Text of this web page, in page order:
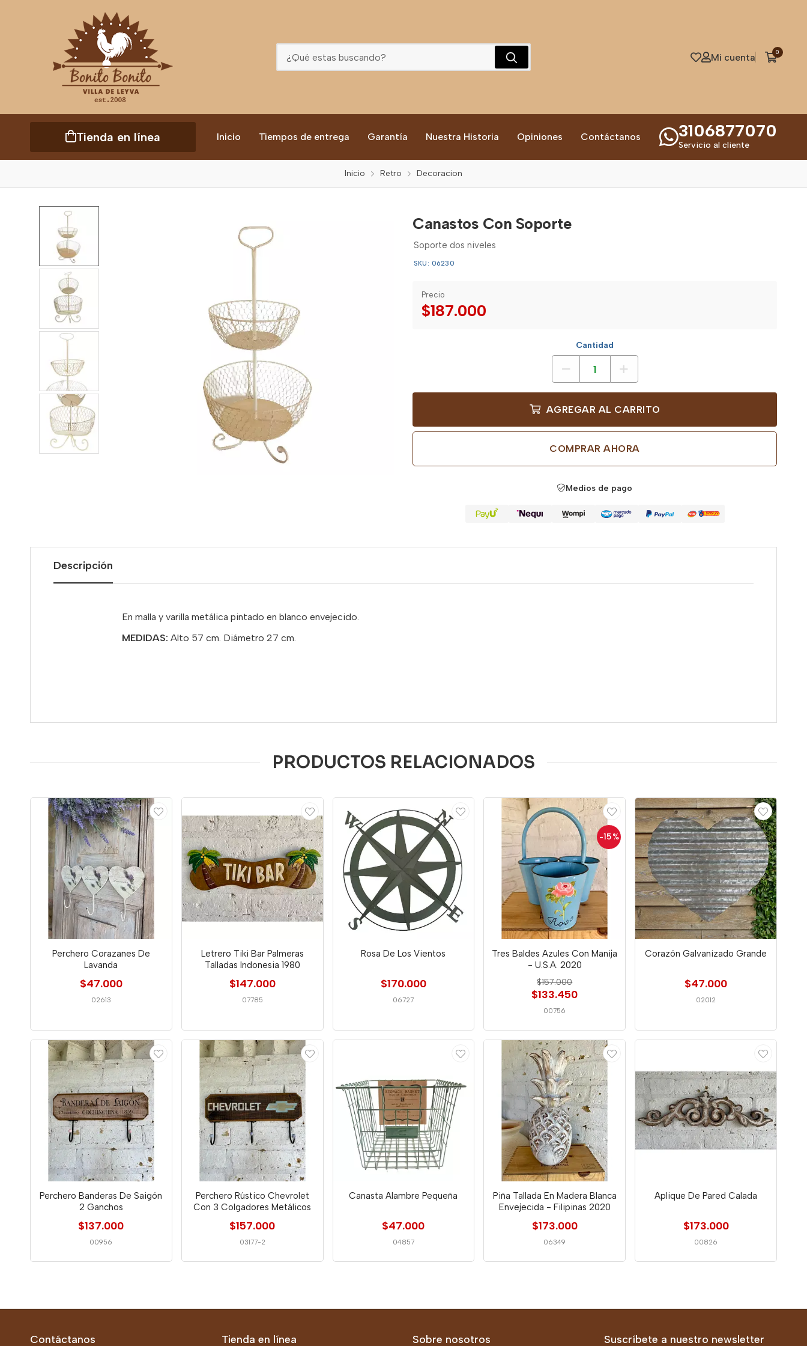
Mi cuenta 0
Tienda en línea Inicio Tiempos de entrega Garantía Nuestra Historia Opiniones Contáctanos 3106877070
Servicio al cliente
Inicio Retro Decoracion
Canastos Con Soporte
Soporte dos niveles
SKU: 06230
Precio
$187.000
Cantidad
AGREGAR AL CARRITO
COMPRAR AHORA
Medios de pago
Descripción
En malla y varilla metálica pintado en blanco envejecido.
MEDIDAS: Alto 57 cm. Diámetro 27 cm.
PRODUCTOS RELACIONADOS
Perchero Corazanes De
Lavanda
$47.000
02613
Letrero Tiki Bar Palmeras
Talladas Indonesia 1980
$147.000
07785
Rosa De Los Vientos
$170.000
06727
-15 %
Tres Baldes Azules Con Manija
- U.S.A. 2020
$157.000
$133.450
00756
Corazón Galvanizado Grande
$47.000
02012
Perchero Banderas De Saigón
2 Ganchos
$137.000
00956
Perchero Rústico Chevrolet
Con 3 Colgadores Metálicos
$157.000
03177-2
Canasta Alambre Pequeña
$47.000
04857
Piña Tallada En Madera Blanca
Envejecida - Filipinas 2020
$173.000
06349
Aplique De Pared Calada
$173.000
00826
Contáctanos Tienda en línea Sobre nosotros Suscríbete a nuestro newsletter